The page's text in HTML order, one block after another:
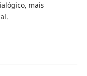
mais